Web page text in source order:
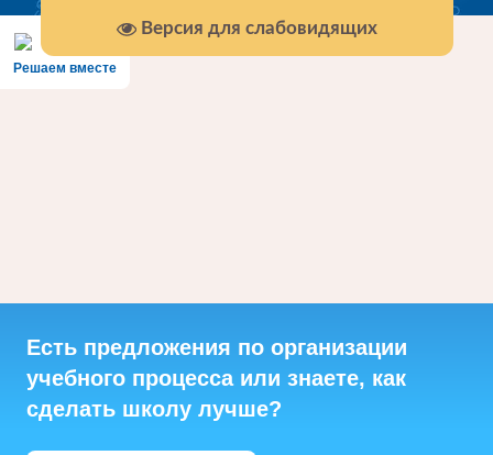
Версия для слабовидящих
Решаем вместе
Есть предложения по организации
учебного процесса или знаете, как
сделать школу лучше?